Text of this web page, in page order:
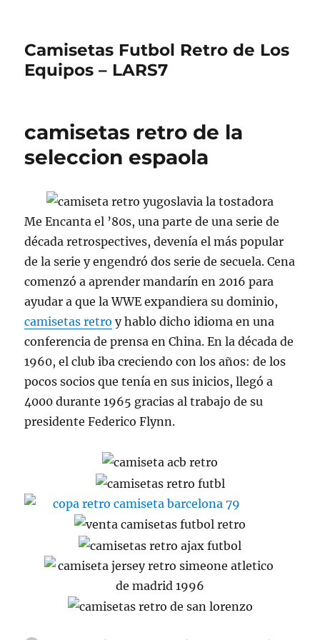
Camisetas Futbol Retro de Los
Equipos – LARS7
camisetas retro de la
seleccion espaola
Me Encanta el ’80s, una parte de una serie de
década retrospectives, devenía el más popular
de la serie y engendró dos serie de secuela. Cena
comenzó a aprender mandarín en 2016 para
ayudar a que la WWE expandiera su dominio,
camisetas retro y hablo dicho idioma en una
conferencia de prensa en China. En la década de
1960, el club iba creciendo con los años: de los
pocos socios que tenía en sus inicios, llegó a
4000 durante 1965 gracias al trabajo de su
presidente Federico Flynn.